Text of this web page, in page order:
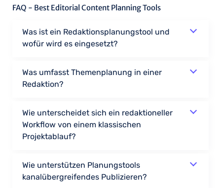
FAQ - Best Editorial Content Planning Tools
Was ist ein Redaktionsplanungstool und
wofür wird es eingesetzt?
Was umfasst Themenplanung in einer
Redaktion?
Wie unterscheidet sich ein redaktioneller
Workflow von einem klassischen
Projektablauf?
Wie unterstützen Planungstools
kanalübergreifendes Publizieren?